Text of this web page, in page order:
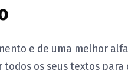
e de uma melhor
os seus textos